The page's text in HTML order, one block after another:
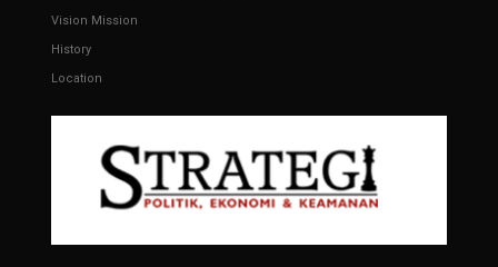
Vision Mission
History
Location